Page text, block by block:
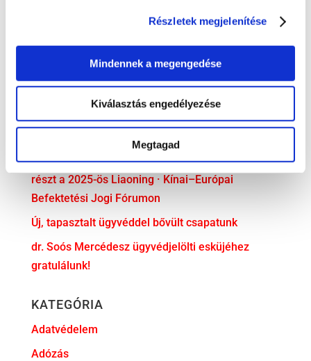
Részletek megjelenítése
Mindennek a megengedése
Kiválasztás engedélyezése
Megtagad
„Trónok harca” a családi vállalatokban – Irodánk
előadása a PP Konferencián
Partner ügyvédünk is részt vett a svéd–magyar
üzleti kapcsolatok fennállásának 30. évfordulója
Irodavezetőnk, dr. Illés Ádám előadóként vett
részt a 2025-ös Liaoning · Kínai–Európai
Befektetési Jogi Fórumon
Új, tapasztalt ügyvéddel bővült csapatunk
dr. Soós Mercédesz ügyvédjelölti esküjéhez
gratulálunk!
KATEGÓRIA
Adatvédelem
Adózás